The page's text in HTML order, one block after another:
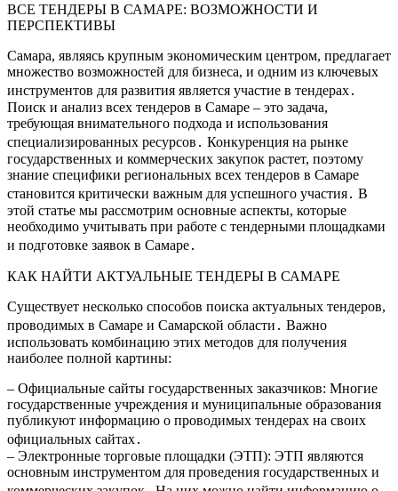
ВСЕ ТЕНДЕРЫ В САМАРЕ: ВОЗМОЖНОСТИ И
ПЕРСПЕКТИВЫ
Самара, являясь крупным экономическим центром, предлагает
множество возможностей для бизнеса, и одним из ключевых
инструментов для развития является участие в тендерах․
Поиск и анализ всех тендеров в Самаре – это задача,
требующая внимательного подхода и использования
специализированных ресурсов․ Конкуренция на рынке
государственных и коммерческих закупок растет, поэтому
знание специфики региональных всех тендеров в Самаре
становится критически важным для успешного участия․ В
этой статье мы рассмотрим основные аспекты, которые
необходимо учитывать при работе с тендерными площадками
и подготовке заявок в Самаре․
КАК НАЙТИ АКТУАЛЬНЫЕ ТЕНДЕРЫ В САМАРЕ
Существует несколько способов поиска актуальных тендеров,
проводимых в Самаре и Самарской области․ Важно
использовать комбинацию этих методов для получения
наиболее полной картины:
– Официальные сайты государственных заказчиков: Многие
государственные учреждения и муниципальные образования
публикуют информацию о проводимых тендерах на своих
официальных сайтах․
– Электронные торговые площадки (ЭТП): ЭТП являются
основным инструментом для проведения государственных и